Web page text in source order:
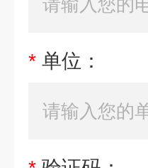
* 单位：